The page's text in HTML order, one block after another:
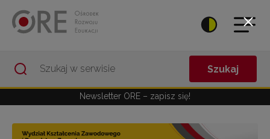
Szukaj
Newsletter ORE – zapisz się!